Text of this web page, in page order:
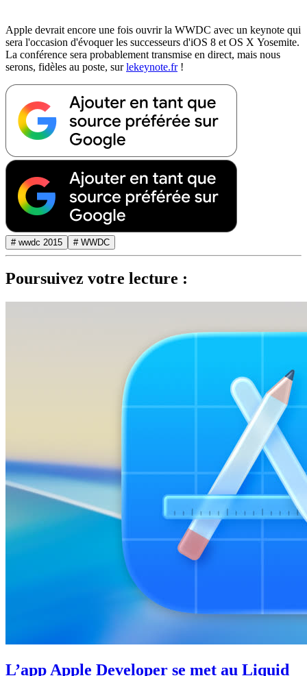
Apple devrait encore une fois ouvrir la WWDC avec un keynote qui
sera l'occasion d'évoquer les successeurs d'iOS 8 et OS X Yosemite.
La conférence sera probablement transmise en direct, mais nous
serons, fidèles au poste, surlekeynote.fr!
# wwdc 2015 # WWDC
Poursuivez votre lecture :
L’app Apple Developer se met au Liquid